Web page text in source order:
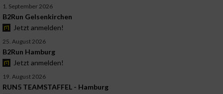
1. September 2026
B2Run Gelsenkirchen
Jetzt anmelden!
25. August 2026
B2Run Hamburg
Jetzt anmelden!
19. August 2026
RUN5 TEAMSTAFFEL - Hamburg